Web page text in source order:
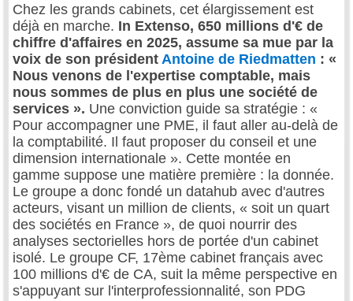
Chez les grands cabinets, cet élargissement est
déjà en marche. In Extenso, 650 millions d'€ de
chiffre d'affaires en 2025, assume sa mue par la
voix de son président Antoine de Riedmatten : «
Nous venons de l'expertise comptable, mais
nous sommes de plus en plus une société de
services ». Une conviction guide sa stratégie : «
Pour accompagner une PME, il faut aller au-delà de
la comptabilité. Il faut proposer du conseil et une
dimension internationale ». Cette montée en
gamme suppose une matière première : la donnée.
Le groupe a donc fondé un datahub avec d'autres
acteurs, visant un million de clients, « soit un quart
des sociétés en France », de quoi nourrir des
analyses sectorielles hors de portée d'un cabinet
isolé. Le groupe CF, 17ème cabinet français avec
100 millions d'€ de CA, suit la même perspective en
s'appuyant sur l'interprofessionnalité, son PDG